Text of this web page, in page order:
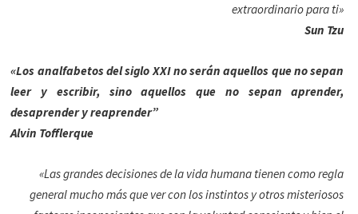
extraordinario para ti»
Sun Tzu
«Los analfabetos del siglo XXI no serán aquellos que no sepan
leer y escribir, sino aquellos que no sepan aprender,
desaprender y reaprender”
Alvin Tofflerque
«Las grandes decisiones de la vida humana tienen como regla
general mucho más que ver con los instintos y otros misteriosos